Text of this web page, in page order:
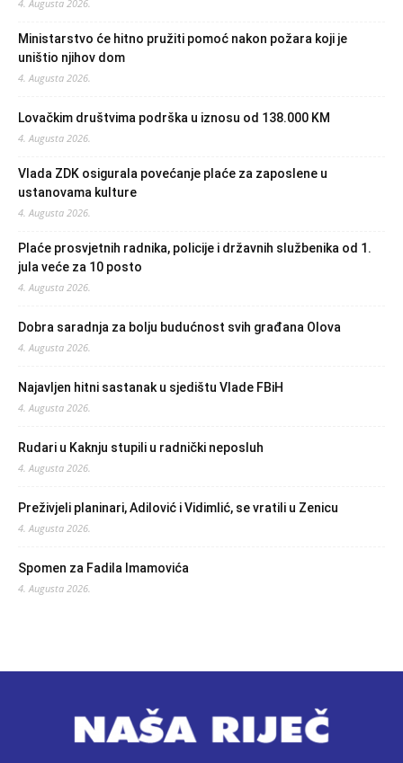
4. Augusta 2026.
Ministarstvo će hitno pružiti pomoć nakon požara koji je
uništio njihov dom
4. Augusta 2026.
Lovačkim društvima podrška u iznosu od 138.000 KM
4. Augusta 2026.
Vlada ZDK osigurala povećanje plaće za zaposlene u
ustanovama kulture
4. Augusta 2026.
Plaće prosvjetnih radnika, policije i državnih službenika od 1.
jula veće za 10 posto
4. Augusta 2026.
Dobra saradnja za bolju budućnost svih građana Olova
4. Augusta 2026.
Najavljen hitni sastanak u sjedištu Vlade FBiH
4. Augusta 2026.
Rudari u Kaknju stupili u radnički neposluh
4. Augusta 2026.
Preživjeli planinari, Adilović i Vidimlić, se vratili u Zenicu
4. Augusta 2026.
Spomen za Fadila Imamovića
4. Augusta 2026.